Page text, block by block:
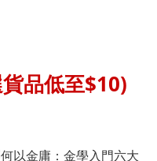
品低至$10)